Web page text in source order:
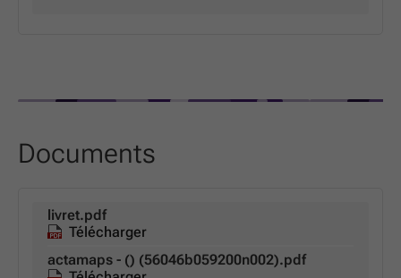
Documents
livret.pdf
Télécharger
actamaps - () (56046b059200n002).pdf